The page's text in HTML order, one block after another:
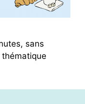
sans